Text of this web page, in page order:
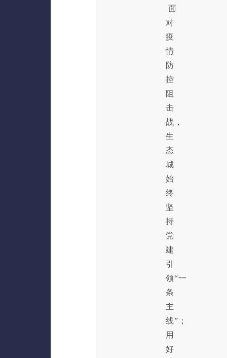
面
对
疫
情
防
控
阻
击
战，
生
态
城
始
终
坚
持
党
建
引
领“一
条
主
线”；
用
好